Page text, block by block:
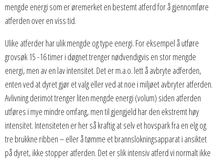
mengde energi som er øremerket en bestemt atferd for å gjennomføre
atferden over en viss tid.
Ulike atferder har ulik mengde og type energi. For eksempel å utføre
grovsøk 15 -16 timer i døgnet trenger nødvendigvis en stor mengde
energi, men av en lav intensitet. Det er m.a.o. lett å avbryte adferden,
enten ved at dyret gjør et valg eller ved at noe i miljøet avbryter atferden.
Avlivning derimot trenger liten mengde energi (volum) siden atferden
utføres i mye mindre omfang, men til gjengjeld har den ekstremt høy
intensitet. Intensiteten er her så kraftig at selv et hovspark fra en elg og
tre brukkne ribben – eller å tømme et brannslokningsapparat i ansiktet
på dyret, ikke stopper atferden. Det er slik intensiv atferd vi normalt ikke